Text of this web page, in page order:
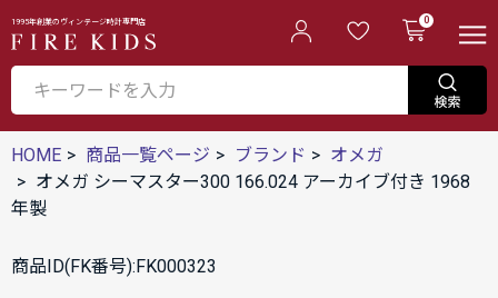
1995年創業のヴィンテージ時計専門店 0
HOME 商品一覧ページ ブランド
オメガ
オメガ シーマスター300 166.024 アーカイブ付き 1968
年製
商品ID(FK番号):FK000323